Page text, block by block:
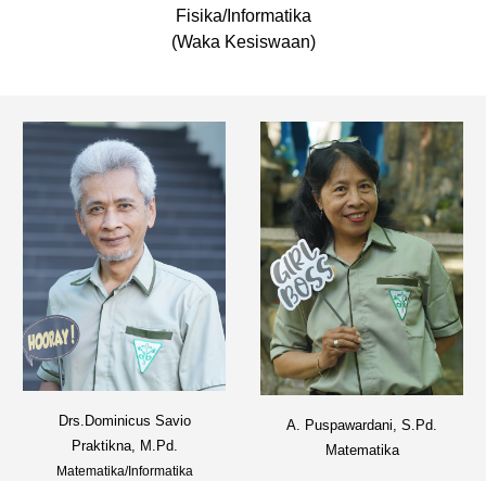
Fisika/Informatika
(Waka Kesiswaan)
Drs.Dominicus Savio
Praktikna, M.Pd.
Matematika/Informatika
A. Puspawardani, S.Pd.
Matematika